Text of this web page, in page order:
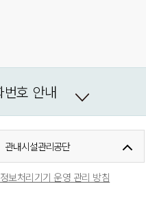
번호 안내
관내시설관리공단
보처리기기 운영 관리 방침